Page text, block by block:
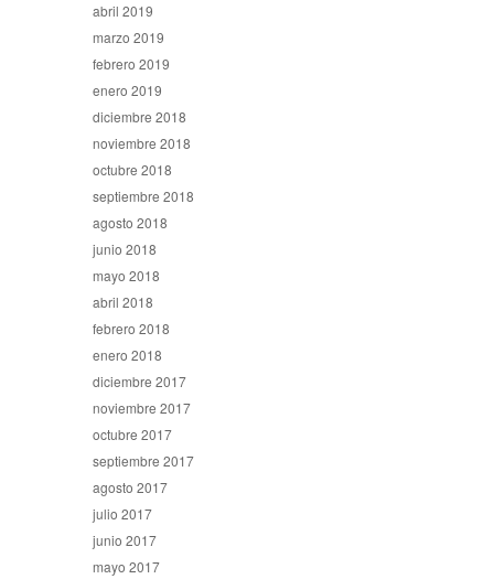
abril 2019
marzo 2019
febrero 2019
enero 2019
diciembre 2018
noviembre 2018
octubre 2018
septiembre 2018
agosto 2018
junio 2018
mayo 2018
abril 2018
febrero 2018
enero 2018
diciembre 2017
noviembre 2017
octubre 2017
septiembre 2017
agosto 2017
julio 2017
junio 2017
mayo 2017